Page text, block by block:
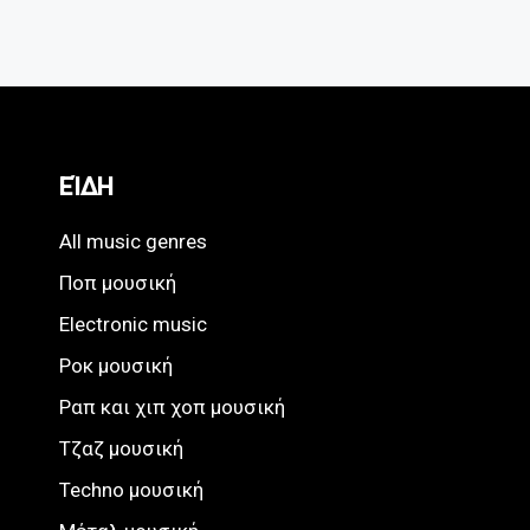
ΕΊΔΗ
All music genres
Ποπ μουσική
Electronic music
Ροκ μουσική
Ραπ και χιπ χοπ μουσική
Τζαζ μουσική
Techno μουσική